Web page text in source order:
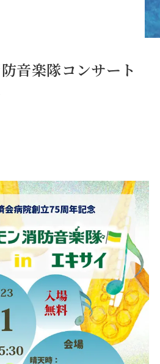
音楽隊コンサート